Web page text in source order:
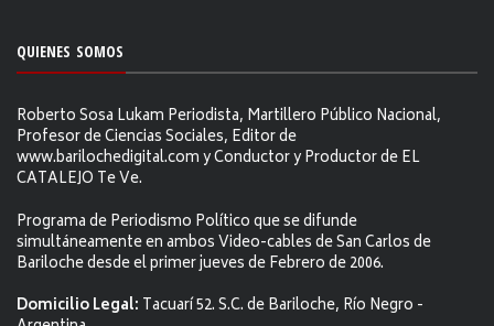
QUIENES SOMOS
Roberto Sosa Lukam Periodista, Martillero Público Nacional,
Profesor de Ciencias Sociales, Editor de
www.barilochedigital.com y Conductor y Productor de EL
CATALEJO Te Ve.
Programa de Periodismo Político que se difunde
simultáneamente en ambos Video-cables de San Carlos de
Bariloche desde el primer jueves de Febrero de 2006.
Domicilio Legal: Tacuarí 52. S.C. de Bariloche, Río Negro -